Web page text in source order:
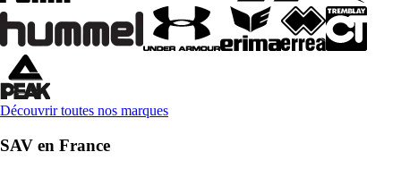
Découvrir toutes nos marques
SAV en France